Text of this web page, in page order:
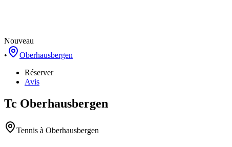
Nouveau
•
Oberhausbergen
Réserver
Avis
Tc Oberhausbergen
Tennis à Oberhausbergen